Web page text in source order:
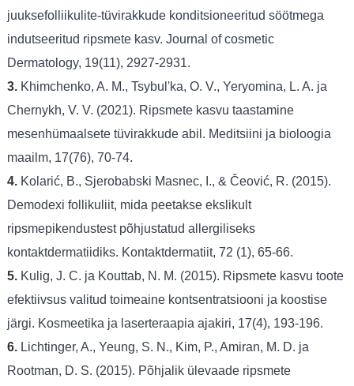
juuksefolliikulite-tüvirakkude konditsioneeritud söötmega
indutseeritud ripsmete kasv. Journal of cosmetic
Dermatology, 19(11), 2927-2931.
3. Khimchenko, A. M., Tsybul'ka, O. V., Yeryomina, L. A. ja
Chernykh, V. V. (2021). Ripsmete kasvu taastamine
mesenhümaalsete tüvirakkude abil. Meditsiini ja bioloogia
maailm, 17(76), 70-74.
4. Kolarić, B., Sjerobabski Masnec, I., & Čeović, R. (2015).
Demodexi follikuliit, mida peetakse ekslikult
ripsmepikendustest põhjustatud allergiliseks
kontaktdermatiidiks. Kontaktdermatiit, 72 (1), 65-66.
5. Kulig, J. C. ja Kouttab, N. M. (2015). Ripsmete kasvu toote
efektiivsus valitud toimeaine kontsentratsiooni ja koostise
järgi. Kosmeetika ja laserteraapia ajakiri, 17(4), 193-196.
6. Lichtinger, A., Yeung, S. N., Kim, P., Amiran, M. D. ja
Rootman, D. S. (2015). Põhjalik ülevaade ripsmete